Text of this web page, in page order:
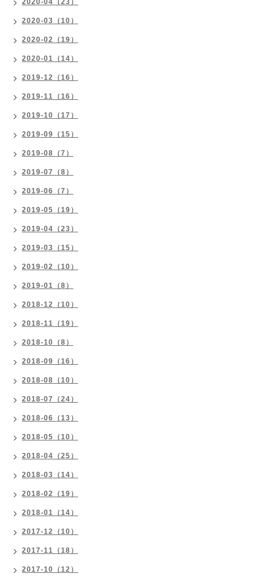
2020-04（23）
2020-03（10）
2020-02（19）
2020-01（14）
2019-12（16）
2019-11（16）
2019-10（17）
2019-09（15）
2019-08（7）
2019-07（8）
2019-06（7）
2019-05（19）
2019-04（23）
2019-03（15）
2019-02（10）
2019-01（8）
2018-12（10）
2018-11（19）
2018-10（8）
2018-09（16）
2018-08（10）
2018-07（24）
2018-06（13）
2018-05（10）
2018-04（25）
2018-03（14）
2018-02（19）
2018-01（14）
2017-12（10）
2017-11（18）
2017-10（12）